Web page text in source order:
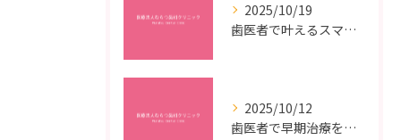
2025/10/19
歯医者で叶えるスマイルメイクオーバーなら福岡県福岡市博多区博多駅前の最新矯正治療解説
2025/10/12
歯医者で早期治療を受けるメリットと虫歯悪化を防ぐ最短ステップ